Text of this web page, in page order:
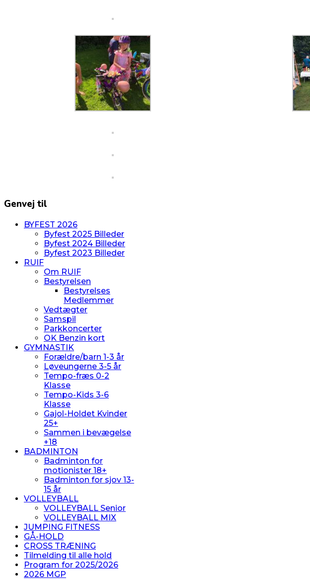
Genvej til
BYFEST 2026
Byfest 2025 Billeder
Byfest 2024 Billeder
Byfest 2023 Billeder
RUIF
Om RUIF
Bestyrelsen
Bestyrelses
Medlemmer
Vedtægter
Samspil
Parkkoncerter
OK Benzin kort
GYMNASTIK
Forældre/barn 1-3 år
Løveungerne 3-5 år
Tempo-fræs 0-2
Klasse
Tempo-Kids 3-6
Klasse
Gajol-Holdet Kvinder
25+
Sammen i bevægelse
+18
BADMINTON
Badminton for
motionister 18+
Badminton for sjov 13-
15 år
VOLLEYBALL
VOLLEYBALL Senior
VOLLEYBALL MIX
JUMPING FITNESS
GÅ-HOLD
CROSS TRÆNING
Tilmelding til alle hold
Program for 2025/2026
2026 MGP